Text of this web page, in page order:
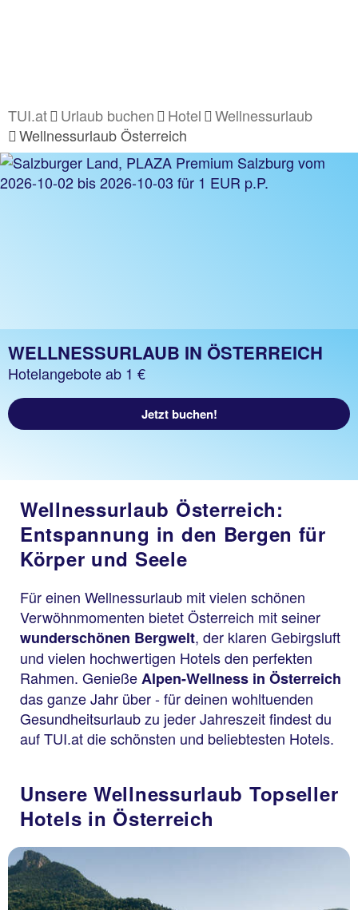
TUI.at Urlaub buchen Hotel
Wellnessurlaub
Wellnessurlaub Österreich
WELLNESSURLAUB IN ÖSTERREICH
Hotelangebote ab 1 €
Jetzt buchen!
Wellnessurlaub Österreich:
Entspannung in den Bergen für
Körper und Seele
Für einen Wellnessurlaub mit vielen schönen
Verwöhnmomenten bietet Österreich mit seiner
wunderschönen Bergwelt, der klaren Gebirgsluft
und vielen hochwertigen Hotels den perfekten
Rahmen. GenießeAlpen-Wellness in Österreich
das ganze Jahr über - für deinen wohltuenden
Gesundheitsurlaub zu jeder Jahreszeit findest du
auf TUI.at die schönsten und beliebtesten Hotels.
Unsere Wellnessurlaub Topseller
Hotels in Österreich